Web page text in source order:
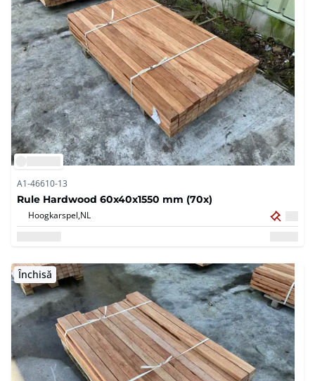
A1-46610-13
Rule Hardwood 60x40x1550 mm (70x)
Hoogkarspel,NL
Închisă